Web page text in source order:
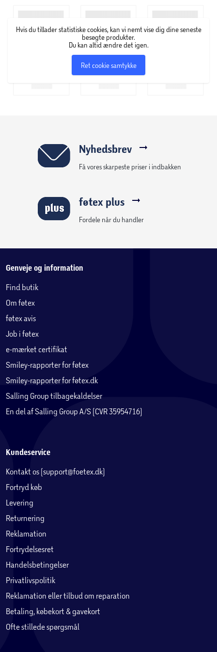
kortene og intet behov for at sige andet end "hey den
skulle jeg bruge!"
Hvis du tillader statistiske cookies, kan vi nemt vise dig dine seneste
besøgte produkter.
Du kan altid ændre det igen.
Ret cookie samtykke
Nyhedsbrev
Få vores skarpeste priser i indbakken
føtex plus
Fordele når du handler
Genveje og information
Find butik
Om føtex
føtex avis
Job i føtex
e-mærket certifikat
Smiley-rapporter for føtex
Smiley-rapporter for føtex.dk
Salling Group tilbagekaldelser
En del af Salling Group A/S (CVR 35954716)
Kundeservice
Kontakt os (support@foetex.dk)
Fortryd køb
Levering
Returnering
Reklamation
Fortrydelsesret
Handelsbetingelser
Privatlivspolitik
Reklamation eller tilbud om reparation
Betaling, købekort & gavekort
Ofte stillede spørgsmål